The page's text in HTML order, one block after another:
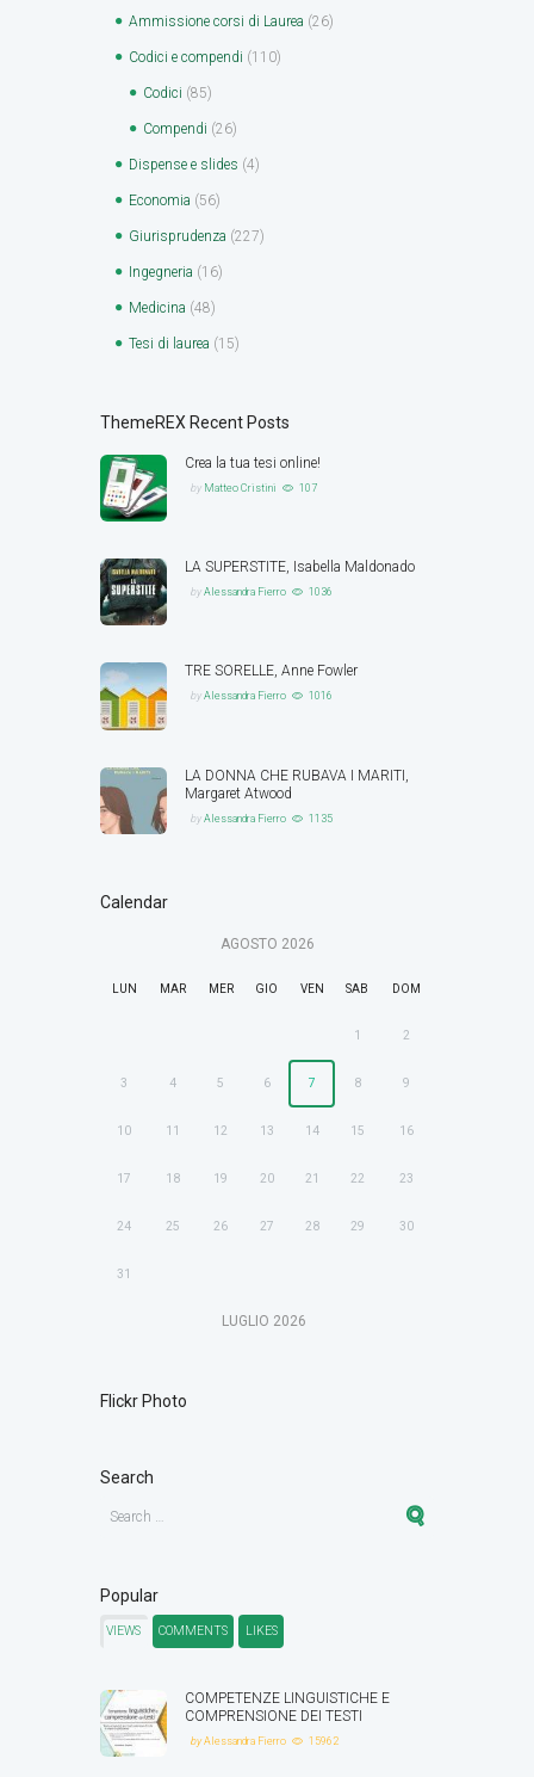
Ammissione corsi di Laurea (26)
Codici e compendi (110)
Codici (85)
Compendi (26)
Dispense e slides (4)
Economia (56)
Giurisprudenza (227)
Ingegneria (16)
Medicina (48)
Tesi di laurea (15)
ThemeREX Recent Posts
Crea la tua tesi online!
by Matteo Cristini 107
LA SUPERSTITE, Isabella Maldonado
byAlessandra Fierro 1036
TRE SORELLE, Anne Fowler
byAlessandra Fierro 1016
LA DONNA CHE RUBAVA I MARITI,
Margaret Atwood
byAlessandra Fierro 1135
Calendar
AGOSTO 2026
LUN MAR MER GIO VEN SAB DOM
1 2
3 4 5 6 7 8 9
10 11 12 13 14 15 16
17 18 19 20 21 22 23
24 25 26 27 28 29 30
31
LUGLIO 2026
Flickr Photo
Search
Popular
VIEWS COMMENTS LIKES
COMPETENZE LINGUISTICHE E
COMPRENSIONE DEI TESTI
byAlessandra Fierro 15962